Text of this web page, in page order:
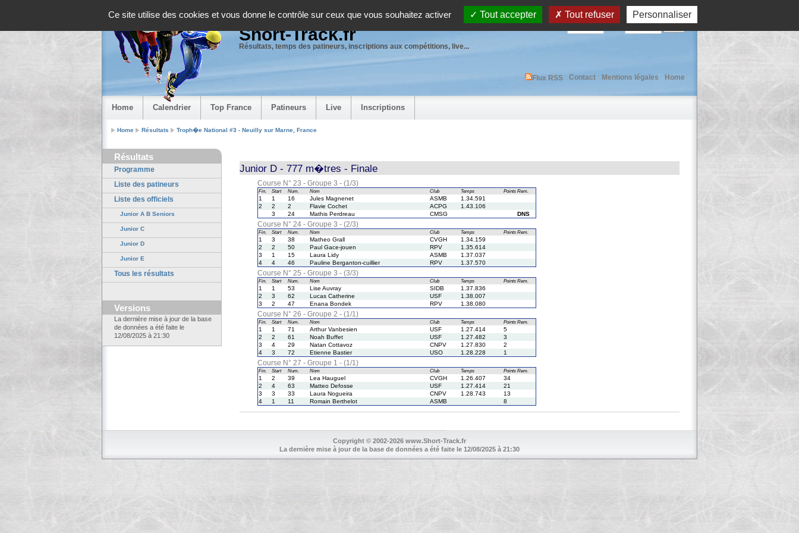
Ce site utilise des cookies et vous donne le contrôle sur ceux que vous souhaitez activer Tout accepter Tout refuser Personnaliser
Short-Track.fr
Résultats, temps des patineurs, inscriptions aux compétitions, live...
Home
Mentions légales
Contact
Flux RSS
Home Calendrier Top France Patineurs Live Inscriptions
Home Résultats Troph�e National #3 - Neuilly sur Marne, France
Résultats
Programme
Liste des patineurs
Liste des officiels
Junior A B Seniors
Junior C
Junior D
Junior E
Tous les résultats
Versions
La dernière mise à jour de la base
de données a été faite le
12/08/2025 à 21:30
Junior D - 777 m�tres - Finale
Course N° 23 - Groupe 3 - (1/3)
Fin. Start Num. Nom Club Temps Points Rem.
1 1 16 Jules Magnenet ASMB
1.34.591
2
2 2 Flavie Cochet ACPG
1.43.106
3
24 Mathis Perdreau CMSG DNS
Course N° 24 - Groupe 3 - (2/3)
Fin. Start Num. Nom Club Temps Points Rem.
1 3 38 Matheo Grall CVGH
1.34.159
2
2 50 Paul Gace-jouen RPV
1.35.614
3
1 15 Laura Lidy ASMB
1.37.037
4
4 46 Pauline Berganton-cuillier RPV 1.37.570
Course N° 25 - Groupe 3 - (3/3)
Fin. Start Num. Nom Club Temps Points Rem.
1 1 53 Lise Auvray SIDB
1.37.836
2
3 62 Lucas Catherine USF
1.38.007
3
2 47 Enana Bondek RPV 1.38.080
Course N° 26 - Groupe 2 - (1/1)
Fin. Start Num. Nom Club Temps Points Rem.
1 1 71 Arthur Vanbesien USF 1.27.414
5
2
2 61 Noah Buffet USF 1.27.482
3
3
4 29 Natan Cottavoz CNPV 1.27.830
2
4
3 72 Etienne Bastier USO 1.28.228 1
Course N° 27 - Groupe 1 - (1/1)
Fin. Start Num. Nom Club Temps Points Rem.
1 2 39 Lea Hauguel CVGH 1.26.407
34
2
4 63 Matteo Defosse USF 1.27.414
21
3
3 33 Laura Nogueira CNPV 1.28.743
13
4
1 11 Romain Berthelot ASMB 8
Copyright © 2002-2026 www.Short-Track.fr
La dernière mise à jour de la base de données a été faite le 12/08/2025 à 21:30